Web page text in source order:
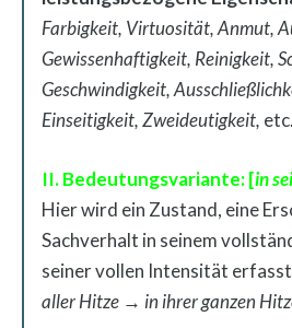
Farbigkeit, Virtuosität, Anmut,
Gewissenhaftigkeit, Reinigkeit,
Geschwindigkeit,
Einseitigkeit, Zweideutigkeit, etc.
II. Bedeutungsvariante: [in
Hier wird ein Zustand, eine
Sachverhalt in seinem
seiner vollen Intensität
aller Hitze → in ihrer ganzen